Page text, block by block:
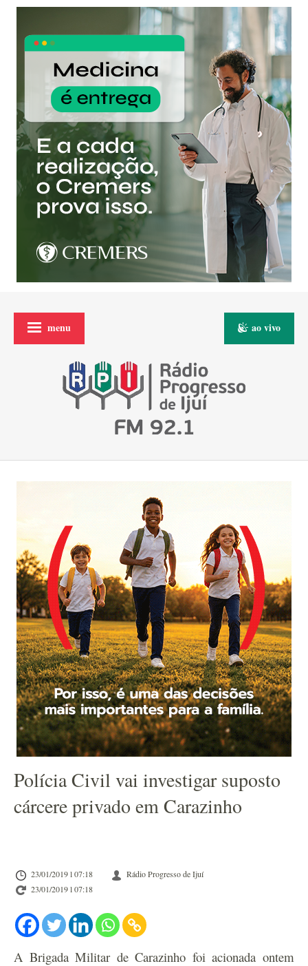
menu ao vivo
Polícia Civil vai investigar suposto
cárcere privado em Carazinho
23/01/2019 l 07:18
Rádio Progresso de Ijuí
23/01/2019 l 07:18
A Brigada Militar de Carazinho foi acionada ontem